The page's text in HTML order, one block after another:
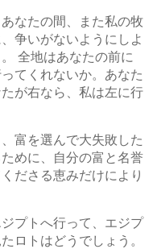
なたの間、また私の牧
争いがないようにしよ
全地はあなたの前に
てくれないか。あなた
が右なら、私は左に行
富を選んで大失敗した
めに、自分の富と名誉
ださる恵みだけにより
プトへ行って、エジプ
ロトはどうでしょう。